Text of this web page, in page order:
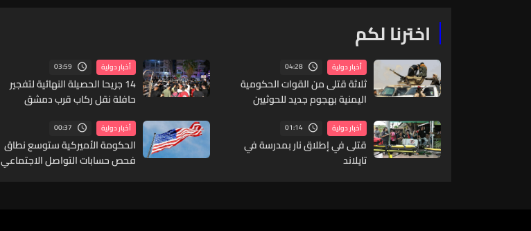
اخترنا لكم
أخبار دولية 04:28
ثلاثة قتلى من القوات الحكومية
اليمنية بهجوم جديد للحوثيين
أخبار دولية 03:59
14 جريحا الحصيلة النهائية لتفجير
حافلة نقل ركاب قرب دمشق
أخبار دولية 01:14
قتلى في إطلاق نار بمدرسة في
تايلاند
أخبار دولية 00:37
الحكومة الأميركية ستوسع نطاق
فحص حسابات التواصل الاجتماعي